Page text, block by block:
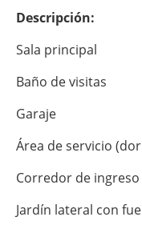
Descripción:
Sala principal
Baño de visitas
Garaje
Área de servicio
Corredor de ingreso
Jardín lateral con